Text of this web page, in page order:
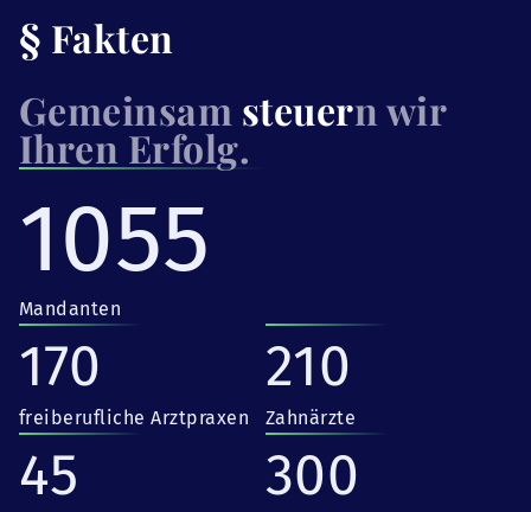
§ Fakten
Gemeinsam steuern wir
Ihren Erfolg.
1055
Mandanten
170
freiberufliche Arztpraxen
210
Zahnärzte
45 300